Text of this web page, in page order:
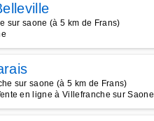
sur saone (à 5 km de Frans)
sur saone (à 5 km de Frans)
en ligne à Villefranche sur Saone